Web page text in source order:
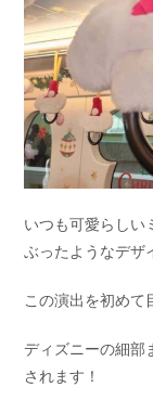
いつも可愛らしい
ぶったようなデザ
この演出を初めて
ディズニーの細部
されます！